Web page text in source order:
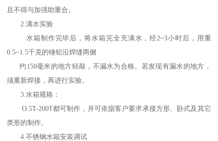
且不得与加强助重合。
2.满水实验
水箱制作完毕后，将水箱完全充满水，经2~3小时后，用重
0.5~1.5千克的锤铅沿焊缝两侧
约150毫米的地方轻敲，不漏水为合格。若发现有漏水的地方，
须重新焊接，再进行实验。
3.水箱规格：
O.5T-200T都可制作，并可依据客户要求承接方形、卧式及其它
类形的制作。
4.不锈钢水箱安装调试